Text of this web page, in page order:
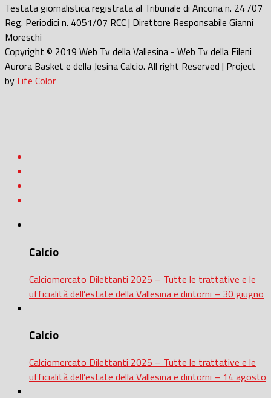
Testata giornalistica registrata al Tribunale di Ancona n. 24 /07
Reg. Periodici n. 4051/07 RCC | Direttore Responsabile Gianni
Moreschi
Copyright © 2019 Web Tv della Vallesina - Web Tv della Fileni
Aurora Basket e della Jesina Calcio. All right Reserved | Project
by Life Color
Calcio
Calciomercato Dilettanti 2025 – Tutte le trattative e le
ufficialità dell’estate della Vallesina e dintorni – 30 giugno
Calcio
Calciomercato Dilettanti 2025 – Tutte le trattative e le
ufficialità dell’estate della Vallesina e dintorni – 14 agosto